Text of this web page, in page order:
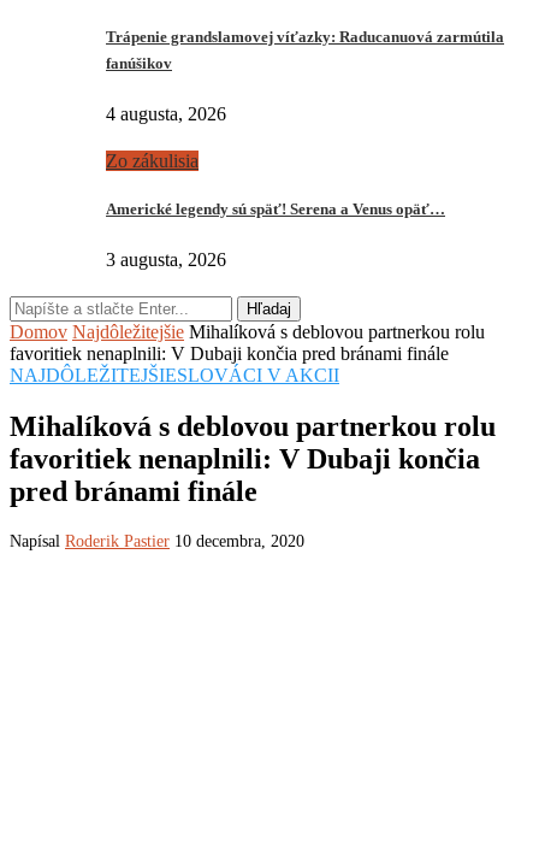
Trápenie grandslamovej víťazky: Raducanuová zarmútila
fanúšikov
4 augusta, 2026
Zo zákulisia
Americké legendy sú späť! Serena a Venus opäť…
3 augusta, 2026
Hľadaj
Domov Najdôležitejšie Mihalíková s deblovou partnerkou rolu
favoritiek nenaplnili: V Dubaji končia pred bránami finále
NAJDÔLEŽITEJŠIESLOVÁCI V AKCII
Mihalíková s deblovou partnerkou rolu
favoritiek nenaplnili: V Dubaji končia
pred bránami finále
Napísal Roderik Pastier 10 decembra, 2020